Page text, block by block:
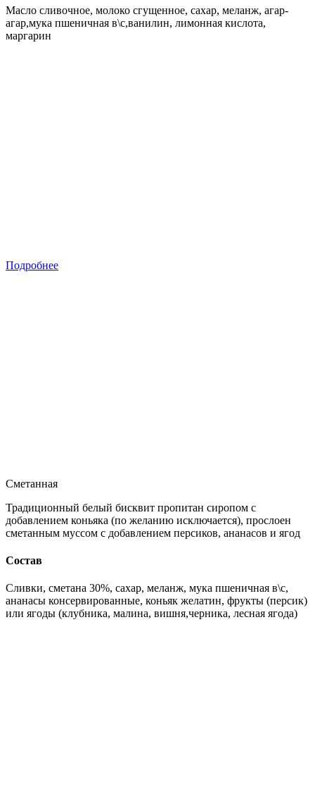
Масло сливочное, молоко сгущенное, сахар, меланж, агар-
агар,мука пшеничная в\с,ванилин, лимонная кислота,
маргарин
Подробнее
Сметанная
Традиционный белый бисквит пропитан сиропом с
добавлением коньяка (по желанию исключается), прослоен
сметанным муссом с добавлением персиков, ананасов и ягод
Состав
Сливки, сметана 30%, сахар, меланж, мука пшеничная в\с,
ананасы консервированные, коньяк желатин, фрукты (персик)
или ягоды (клубника, малина, вишня,черника, лесная ягода)